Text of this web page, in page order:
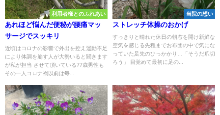
利用者様とのふれあい
あれほど悩んだ便秘が腰痛マッ
サージでスッキリ
近頃はコロナの影響で外出を控え運動不足
により体調を崩す人が大勢いると聞きます
が私が担当 させて頂いている77歳男性も
その一人コロナ禍以前は毎...
当院の想い
ストレッチ体操のおかげ
すっきりと晴れた休日の朝窓を開け新鮮な
空気を感じる先程までお布団の中で気にな
っていた足先のひっかかり…「そうだ爪切
ろう」 目覚めて最初に足の...